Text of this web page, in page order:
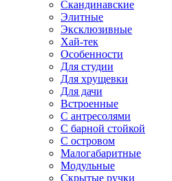
Скандинавские
Элитные
Эксклюзивные
Хай-тек
Особенности
Для студии
Для хрущевки
Для дачи
Встроенные
С антресолями
С барной стойкой
С островом
Малогабаритные
Модульные
Скрытые ручки